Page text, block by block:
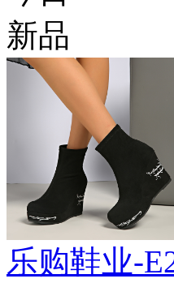
新品
乐购鞋业-